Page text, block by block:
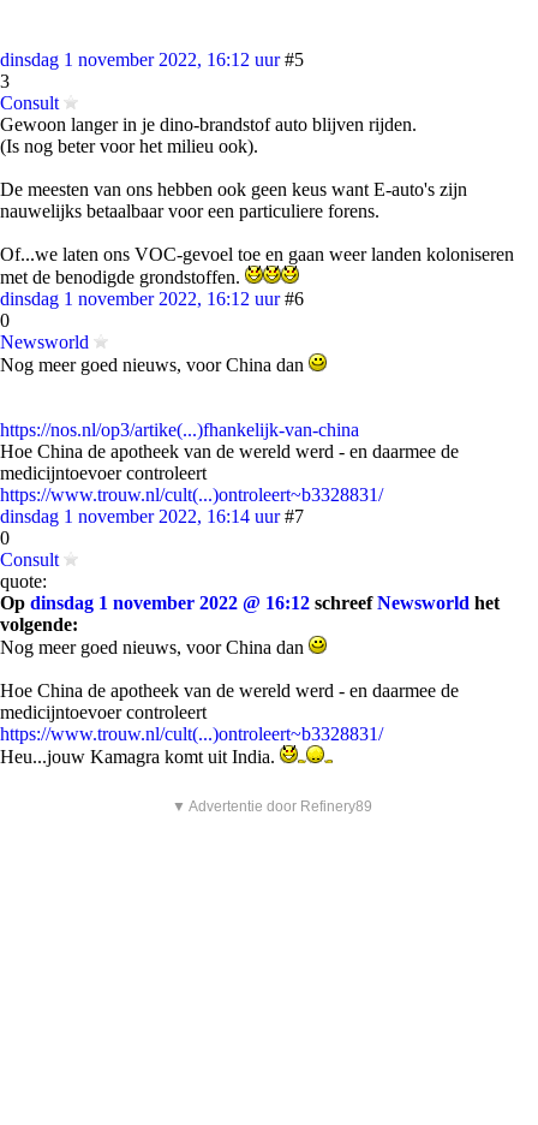
dinsdag 1 november 2022, 16:12 uur #5
3
Consult
Gewoon langer in je dino-brandstof auto blijven rijden.
(Is nog beter voor het milieu ook).
De meesten van ons hebben ook geen keus want E-auto's zijn
nauwelijks betaalbaar voor een particuliere forens.
Of...we laten ons VOC-gevoel toe en gaan weer landen koloniseren
met de benodigde grondstoffen.
dinsdag 1 november 2022, 16:12 uur #6
0
Newsworld
Nog meer goed nieuws, voor China dan
https://nos.nl/op3/artike(...)fhankelijk-van-china
Hoe China de apotheek van de wereld werd - en daarmee de
medicijntoevoer controleert
https://www.trouw.nl/cult(...)ontroleert~b3328831/
dinsdag 1 november 2022, 16:14 uur #7
0
Consult
quote:
Op dinsdag 1 november 2022 @ 16:12 schreefNewsworld het
volgende:
Nog meer goed nieuws, voor China dan
Hoe China de apotheek van de wereld werd - en daarmee de
medicijntoevoer controleert
https://www.trouw.nl/cult(...)ontroleert~b3328831/
Heu...jouw Kamagra komt uit India.
▼ Advertentie door Refinery89